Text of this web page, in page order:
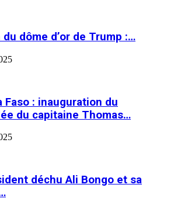
du dôme d’or de Trump :…
Faso : inauguration du
du capitaine Thomas…
déchu Ali Bongo et sa